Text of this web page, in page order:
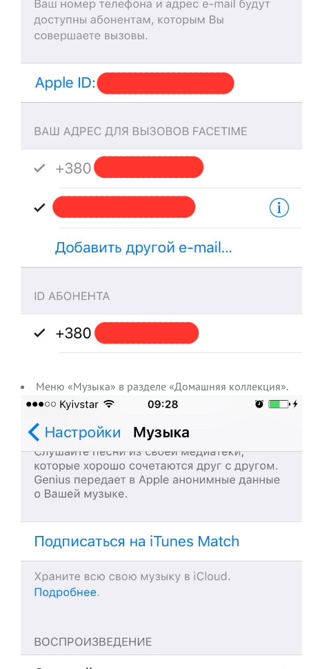
Меню «Музыка» в разделе «Домашняя коллекция».